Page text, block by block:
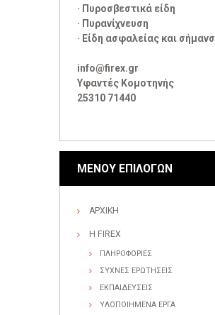
· Πυροσβεστικά είδη
· Πυρανίχνευση
· Είδη ασφαλείας και
info@firex.gr
Υφαντές Κομοτηνής
25310 71440
ΜΕΝΟΥ ΕΠΙΛΟΓΩΝ
ΑΡΧΙΚΗ
Η FIREX
ΠΛΗΡΟΦΟΡΙΕΣ
ΣΥΧΝΕΣ ΕΡΩΤΗΣΕΙΣ
ΕΚΠΑΙΔΕΥΣΕΙΣ
ΥΛΟΠΟΙΗΜΕΝΑ ΕΡΓΑ